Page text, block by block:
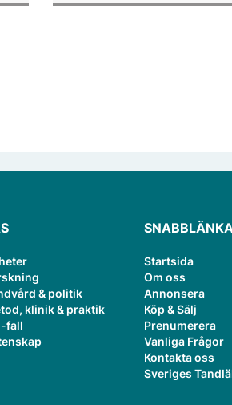
publiceringsverktyg.
& politik
klinik & praktik
fall
Startsida
Om oss
Annonsera
Köp & Sälj
Prenumerera
Vanliga Frågor
Kontakta oss
Sveriges